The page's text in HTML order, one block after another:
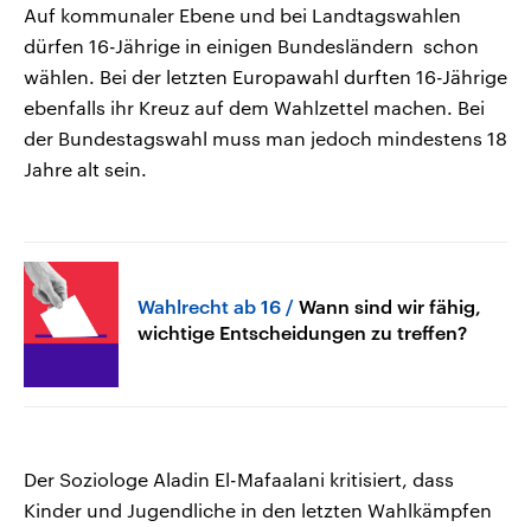
Auf kommunaler Ebene und bei Landtagswahlen
dürfen 16-Jährige in einigen Bundesländern schon
wählen. Bei der letzten Europawahl durften 16-Jährige
ebenfalls ihr Kreuz auf dem Wahlzettel machen. Bei
der Bundestagswahl muss man jedoch mindestens 18
Jahre alt sein.
Wahlrecht ab 16
Wann sind wir fähig,
wichtige Entscheidungen zu treffen?
Der Soziologe Aladin El-Mafaalani kritisiert, dass
Kinder und Jugendliche in den letzten Wahlkämpfen